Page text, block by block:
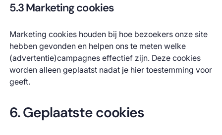
5.3 Marketing cookies
Marketing cookies houden bij hoe bezoekers onze site
hebben gevonden en helpen ons te meten welke
(advertentie)campagnes effectief zijn. Deze cookies
worden alleen geplaatst nadat je hier toestemming voor
geeft.
6. Geplaatste cookies